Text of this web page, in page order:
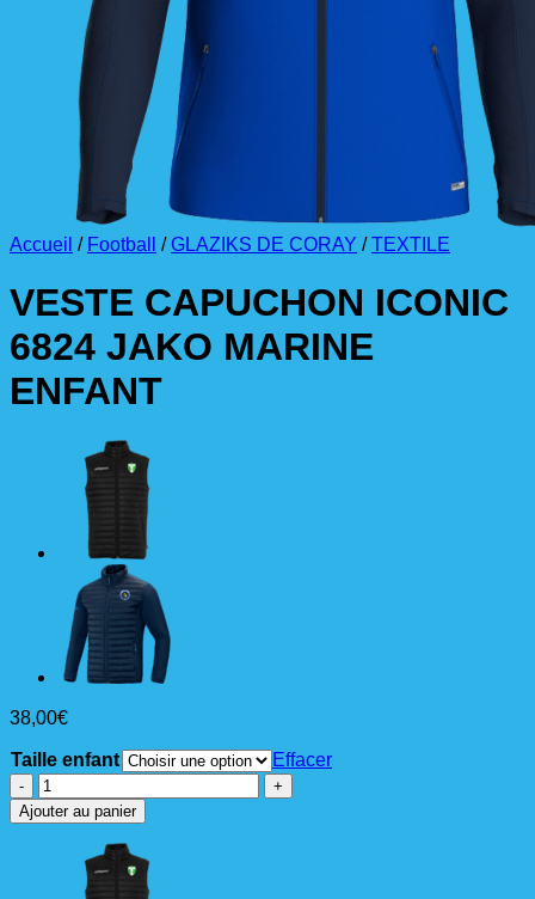
Accueil / Football / GLAZIKS DE CORAY / TEXTILE
VESTE CAPUCHON ICONIC
6824 JAKO MARINE
ENFANT
38,00€
Taille enfant
Effacer
quantité
de
VESTE
CAPUCHON
ICONIC
Ajouter au panier